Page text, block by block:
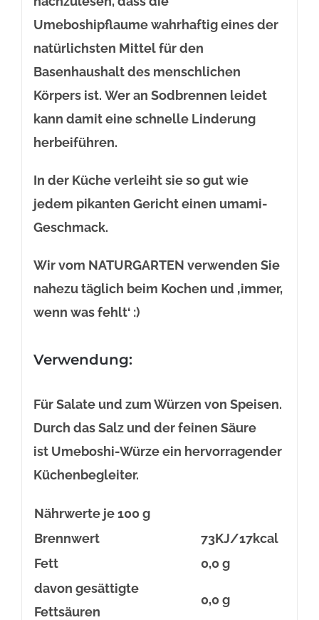
Umeboshipflaume wahrhaftig eines der
natürlichsten Mittel für den
Basenhaushalt des menschlichen
Körpers ist. Wer an Sodbrennen leidet
kann damit eine schnelle Linderung
herbeiführen.
In der Küche verleiht sie so gut wie
jedem pikanten Gericht einen umami-
Geschmack.
Wir vom NATURGARTEN verwenden Sie
nahezu täglich beim Kochen und ‚immer,
wenn was fehlt‘ :)
Verwendung:
Für Salate und zum Würzen von Speisen.
Durch das Salz und der feinen Säure
ist Umeboshi-Würze ein hervorragender
Küchenbegleiter.
Nährwerte je 100 g
Brennwert
73KJ/17kcal
Fett
0,0 g
davon gesättigte
Fettsäuren
0,0 g